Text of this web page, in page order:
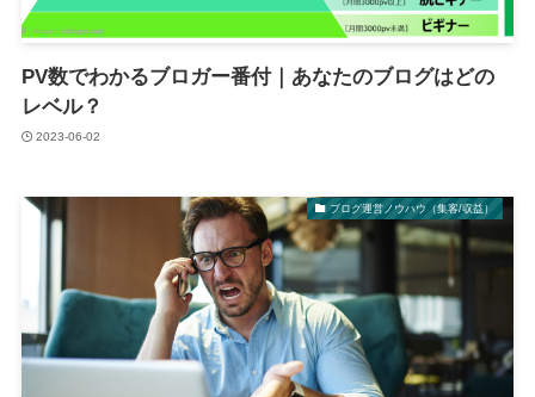
PV数でわかるブロガー番付｜あなたのブログはどの
レベル？
2023-06-02
ブログ運営ノウハウ（集客/収益）